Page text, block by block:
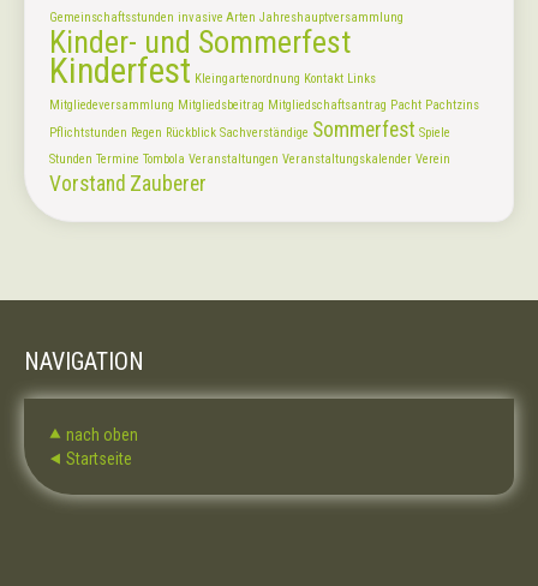
Gemeinschaftsstunden invasive Arten Jahreshauptversammlung
Kinder- und Sommerfest
Kinderfest Kleingartenordnung Kontakt Links
Mitgliedeversammlung Mitgliedsbeitrag Mitgliedschaftsantrag Pacht Pachtzins
Pflichtstunden Regen Rückblick Sachverständige Sommerfest Spiele
Stunden Termine Tombola Veranstaltungen Veranstaltungskalender Verein
Vorstand Zauberer
NAVIGATION
⯅ nach oben
⯇ Startseite